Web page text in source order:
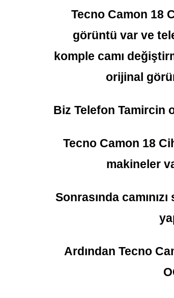
Tecno Camon 18
görüntü var ve
komple camı
orijinal
Biz Telefon Tamircin
Tecno Camon 18
makineler
Sonrasında
Ardından Tecno